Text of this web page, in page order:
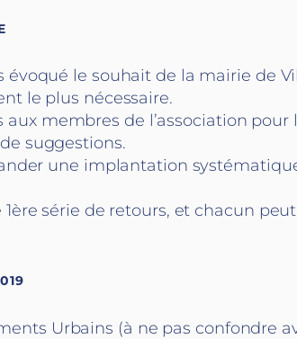
le souhait de la mairie de
le plus nécessaire.
membres de l’association
suggestions.
une implantation
série de retours, et chacun
Urbains (à ne pas confondre